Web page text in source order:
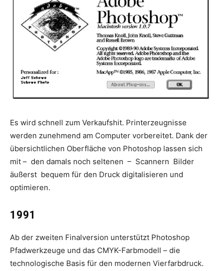
Es wird schnell zum Verkaufshit. Printerzeugnisse
werden zunehmend am Computer vorbereitet. Dank der
übersichtlichen Oberfläche von Photoshop lassen sich
mit – den damals noch seltenen – Scannern Bilder
äußerst bequem für den Druck digitalisieren und
optimieren.
1991
Ab der zweiten Finalversion unterstützt Photoshop
Pfadwerkzeuge und das CMYK-Farbmodell – die
technologische Basis für den modernen Vierfarbdruck.